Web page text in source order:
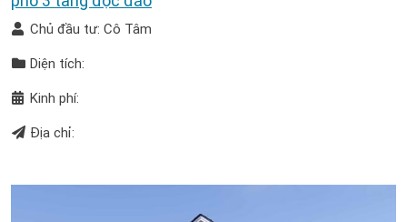
Chủ đầu tư: Cô Tâm
Diện tích:
Kinh phí:
Địa chỉ: